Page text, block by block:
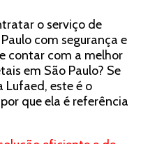
o serviço de
com segurança e
contar com a melhor
em São Paulo? Se
Lufaed, este é o
que ela é referência